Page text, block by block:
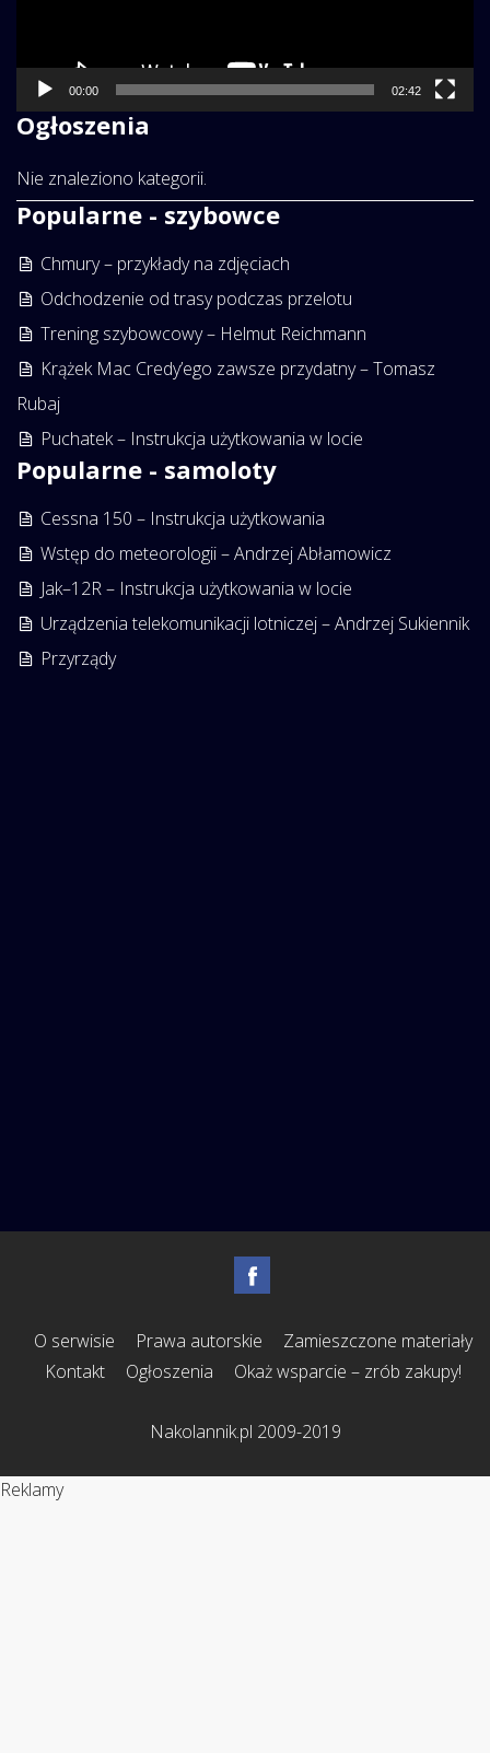
00:00 02:42
Ogłoszenia
Nie znaleziono kategorii.
Popularne - szybowce
Chmury – przykłady na zdjęciach
Odchodzenie od trasy podczas przelotu
Trening szybowcowy – Helmut Reichmann
Krążek Mac Credy’ego zawsze przydatny – Tomasz
Rubaj
Puchatek – Instrukcja użytkowania w locie
Popularne - samoloty
Cessna 150 – Instrukcja użytkowania
Wstęp do meteorologii – Andrzej Abłamowicz
Jak–12R – Instrukcja użytkowania w locie
Urządzenia telekomunikacji lotniczej – Andrzej Sukiennik
Przyrządy
O serwisie Prawa autorskie
Zamieszczone materiały
Kontakt
Ogłoszenia Okaż wsparcie – zrób zakupy!
Nakolannik.pl 2009-2019
Reklamy